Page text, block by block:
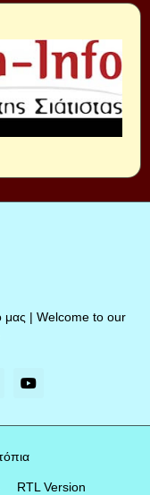
μας | Welcome to our
RTL Version